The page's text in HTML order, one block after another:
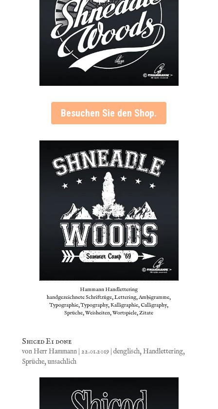
Besuchen Sie den Shop.
Hammann Handlettering
handgezeichnete Schriftzüge, Lettering, Ambigramme,
Typographie, Typography, Kalligraphie, Calligraphy,
Sprüche, Weisheiten, Wortspiele, Zitate
Shiced E1 done
vonHerr Hammann| 22.01.2019| denglisch,Handlettering,
Sprüche,unsachlich